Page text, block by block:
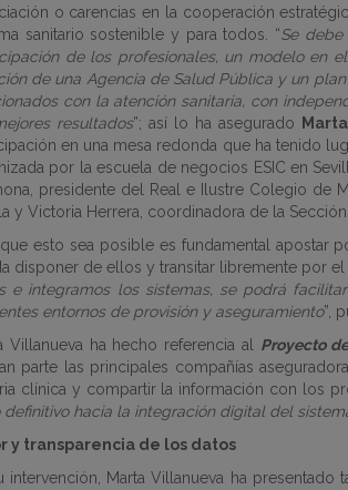
o carencias en la cooperación
sanitario sostenible y para todos. “Se
de los profesionales, un modelo en
de una Agencia de Salud Pública y un
con la atención sanitaria, con
resultados”; así lo ha asegurado
en una mesa redonda que ha tenido
por la escuela de negocios ESIC en
presidente del Real e Ilustre Colegio de
y Victoria Herrera, coordinadora de la
que esto sea posible es fundamental apostar
disponer de ellos y transitar libremente por
e integramos los sistemas, se podrá
entornos de provisión y aseguramiento”,
Villanueva ha hecho referencia al Proyecto
parte las principales compañías
clínica y compartir la información con los
definitivo hacia la integración digital del
y transparencia de los datos
intervención, Marta Villanueva ha